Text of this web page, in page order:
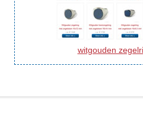
witgouden